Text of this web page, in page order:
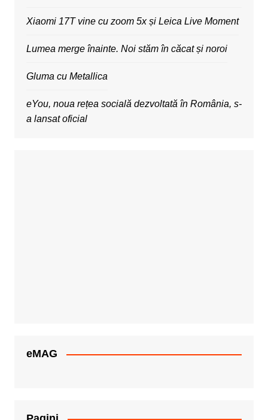
Xiaomi 17T vine cu zoom 5x și Leica Live Moment
Lumea merge înainte. Noi stăm în căcat și noroi
Gluma cu Metallica
eYou, noua rețea socială dezvoltată în România, s-
a lansat oficial
eMAG